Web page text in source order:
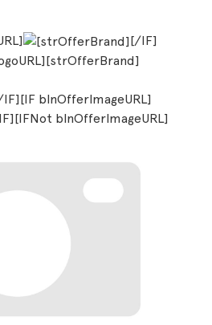
[/IF]
blnOfferImageURL]
blnOfferImageURL]